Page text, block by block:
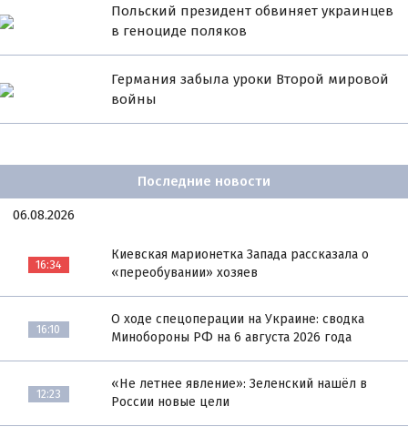
Польский президент обвиняет украинцев
в геноциде поляков
Германия забыла уроки Второй мировой
войны
Последние новости
06.08.2026
16:34
Киевская марионетка Запада рассказала о
«переобувании» хозяев
16:10
О ходе спецоперации на Украине: сводка
Минобороны РФ на 6 августа 2026 года
12:23
«Не летнее явление»: Зеленский нашёл в
России новые цели